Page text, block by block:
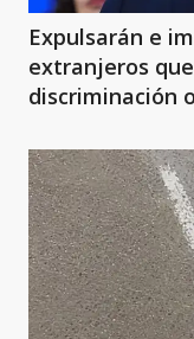
Expulsarán e
extranjeros
discriminación